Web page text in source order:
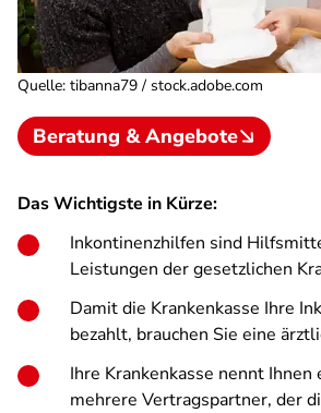
Quelle: tibanna79 / stock.adobe.com
Beratung & Angebote
Das Wichtigste in Kürze:
Inkontinenzhilfen sind
Leistungen der gesetzlichen
Damit die Krankenkasse Ihre
bezahlt, brauchen Sie eine
Ihre Krankenkasse nennt Ihnen
mehrere Vertragspartner, der